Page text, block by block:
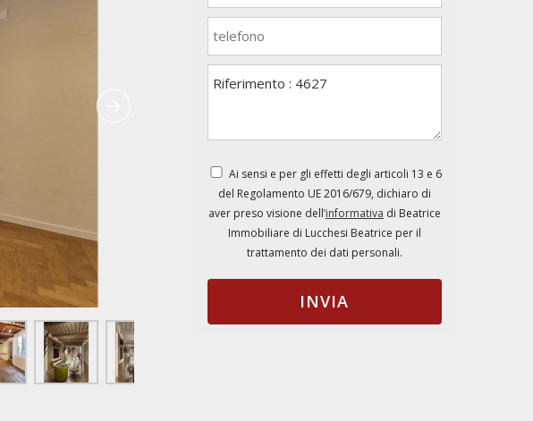
Ai sensi e per gli effetti degli articoli 13 e 6
del Regolamento UE 2016/679, dichiaro di
aver preso visione dell’informativa di Beatrice
Immobiliare di Lucchesi Beatrice per il
trattamento dei dati personali.